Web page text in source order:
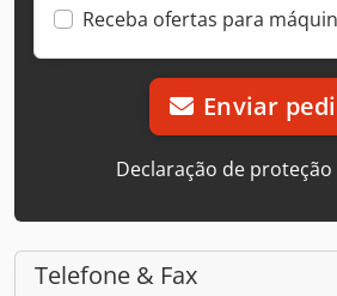
Receba ofertas para
Enviar
Declaração de
Telefone & Fax